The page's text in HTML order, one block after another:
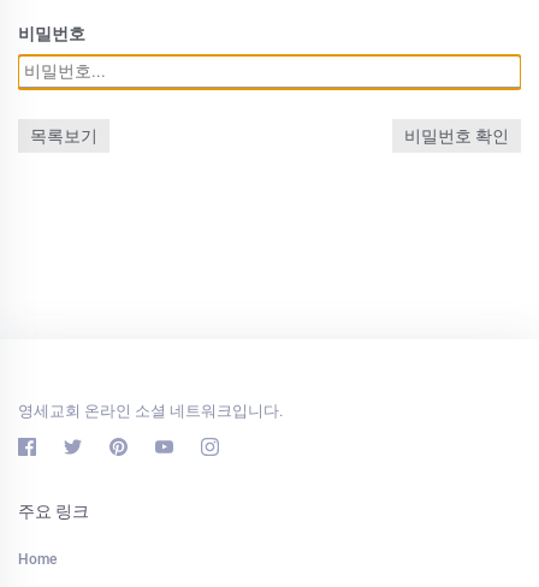
비밀번호
목록보기 비밀번호 확인
영세교회 온라인 소셜 네트워크입니다.
주요 링크
Home